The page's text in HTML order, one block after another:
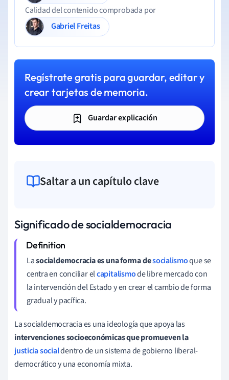
Calidad del contenido comprobada por
Gabriel Freitas
Regístrate gratis para guardar, editar y
crear tarjetas de memoria.
Guardar explicación
Saltar a un capítulo clave
Significado de socialdemocracia
Lasocialdemocracia es una forma desocialismoque se
centra en conciliar elcapitalismode libre mercado con
la intervención del Estado y en crear el cambio de forma
gradual y pacífica.
La socialdemocracia es una ideología que apoya las
intervenciones socioeconómicas que promueven la
justicia socialdentro de un sistema de gobierno liberal-
democrático y una economía mixta.